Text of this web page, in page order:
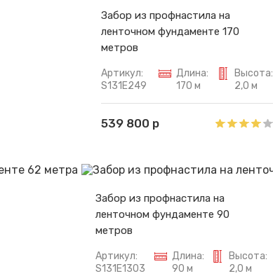
Забор из профнастила на
ленточном фундаменте 170
метров
Артикул:
S131E249
Длина:
170 м
Высота:
2,0 м
539 800 р
Забор из профнастила на
ленточном фундаменте 90
метров
Артикул:
S131E1303
Длина:
90 м
Высота:
2,0 м